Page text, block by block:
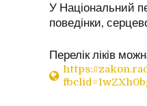
У Національний
поведінки,
Перелік ліків
https://